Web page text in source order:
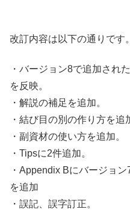
改訂内容は以下の通りです。
・バージョン8で追加され
を反映。
・解説の補足を追加。
・結び目の別の作り方を追
・副資材の使い方を追加。
・Tipsに2件追加。
・Appendix Bにバージョ
を追加
・誤記、誤字訂正。